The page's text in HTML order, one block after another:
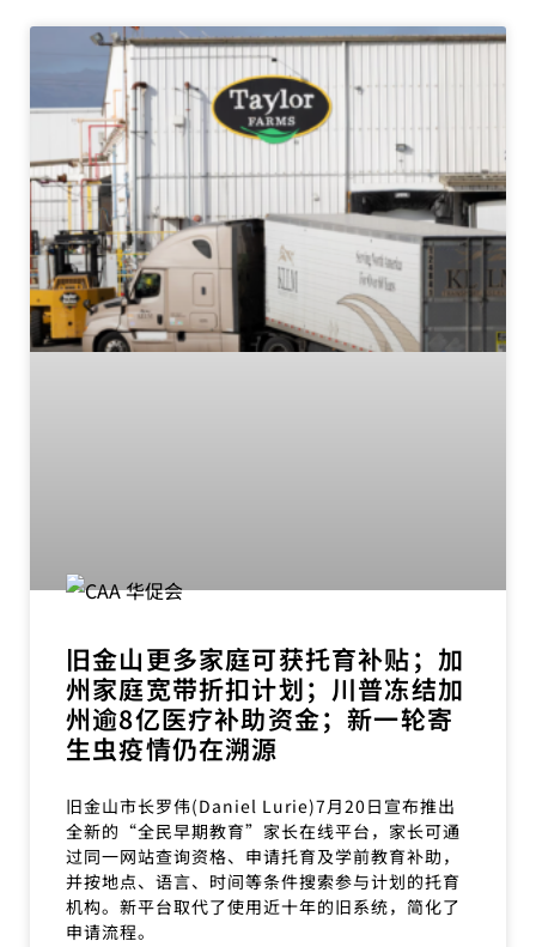
旧金山更多家庭可获托育补贴；加
州家庭宽带折扣计划；川普冻结加
州逾8亿医疗补助资金；新一轮寄
生虫疫情仍在溯源
旧金山市长罗伟(Daniel Lurie)7月20日宣布推出
全新的“全民早期教育”家长在线平台，家长可通
过同一网站查询资格、申请托育及学前教育补助，
并按地点、语言、时间等条件搜索参与计划的托育
机构。新平台取代了使用近十年的旧系统，简化了
申请流程。